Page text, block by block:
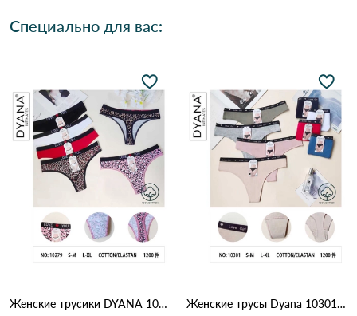
Специально для вас:
Женские трусики DYANA 10279 10с Разные цвета Женские трусы Dyana 10301 5А Различные цвета